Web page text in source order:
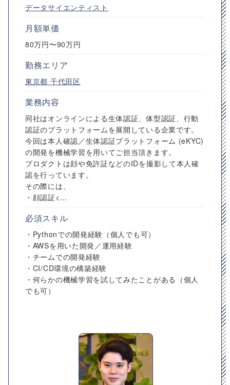
データサイエンティスト
月額単価
80万円〜90万円
勤務エリア
東京都 千代田区
業務内容
同社はオンラインによる生体認証、体型認証、行動
認証のプラットフォームを展開している企業です。
今回は本人確認／生体認証プラットフォーム (eKYC)
の開発を機械学習を用いてご担当頂きます。
プロダクトは顔や免許証などのIDを撮影して本人確
認を行っています。
その際には、
・顔認証<...
必須スキル
・Pythonでの開発経験（個人でも可）
・AWSを用いた開発／運用経験
・チームでの開発経験
・CI/CD環境の構築経験
・何らかの機械学習を試してみたことがある（個人
でも可）